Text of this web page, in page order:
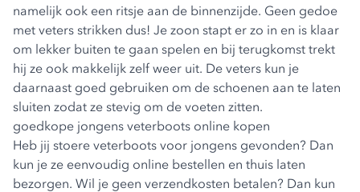
namelijk ook een ritsje aan de binnenzijde. Geen gedoe
met veters strikken dus! Je zoon stapt er zo in en is klaar
om lekker buiten te gaan spelen en bij terugkomst trekt
hij ze ook makkelijk zelf weer uit. De veters kun je
daarnaast goed gebruiken om de schoenen aan te laten
sluiten zodat ze stevig om de voeten zitten.
goedkope jongens veterboots online kopen
Heb jij stoere veterboots voor jongens gevonden? Dan
kun je ze eenvoudig online bestellen en thuis laten
bezorgen. Wil je geen verzendkosten betalen? Dan kun